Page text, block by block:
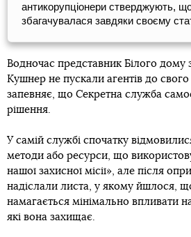
антикорупціонери стверджують,
збагачувалася завдяки своєму
Водночас представник Білого дому
Кушнер не пускали агентів до
запевняє, що Секретна служба
рішення.
У самій службі спочатку
методи або ресурси, що
нашої захисної місії», але після
надіслали листа, у якому йшлося,
намагається мінімально впливати
які вона захищає.